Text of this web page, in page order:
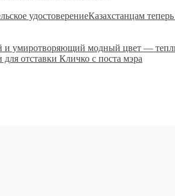
Казахстанцам
и умиротворяющий модный цвет —
отставки Кличко с поста мэра